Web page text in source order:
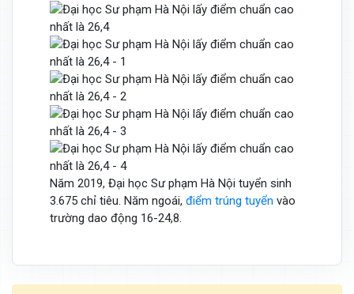
Năm 2019, Đại học Sư phạm Hà Nội tuyển sinh
3.675 chỉ tiêu. Năm ngoái, điểm trúng tuyển vào
trường dao động 16-24,8.